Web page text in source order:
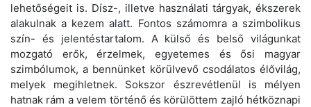
lehetőségeit is. Dísz-, illetve használati tárgyak, ékszerek
alakulnak a kezem alatt. Fontos számomra a szimbolikus
szín- és jelentéstartalom. A külső és belső világunkat
mozgató erők, érzelmek, egyetemes és ősi magyar
szimbólumok, a bennünket körülvevő csodálatos élővilág,
melyek megihletnek. Sokszor észrevétlenül is mélyen
hatnak rám a velem történő és körülöttem zajló hétköznapi